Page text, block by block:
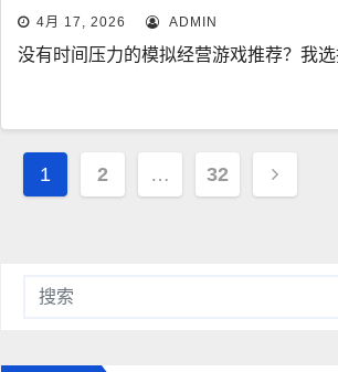
4月 17, 2026 ADMIN
没有时间压力的模拟经营游戏推荐？我
文
航
1 2 … 32